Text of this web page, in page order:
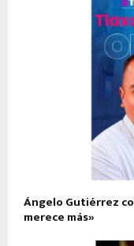
Ángelo Gutiérrez
merece más»